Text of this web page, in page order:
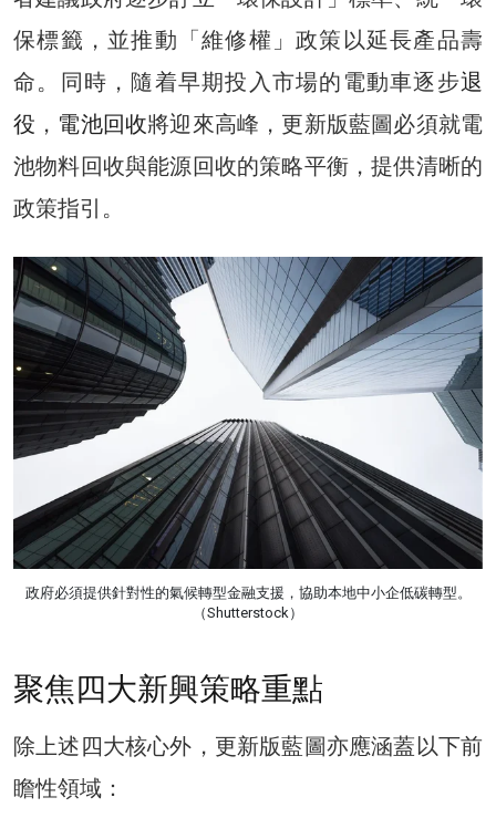
保標籤，並推動「維修權」政策以延長產品壽
命。同時，隨着早期投入市場的電動車逐步退
役 ， 電池回收將迎來高峰，更新版藍圖必須就電
池物料回收與能源回收的策略平衡，提供清晰的
政策指引。
政府必須提供針對性的氣候轉型金融支援，協助本地中小企低碳轉型。
（Shutterstock）
聚焦四大新興策略重點
除上述四大核心外，更新版藍圖亦應涵蓋以下前
瞻性領域：